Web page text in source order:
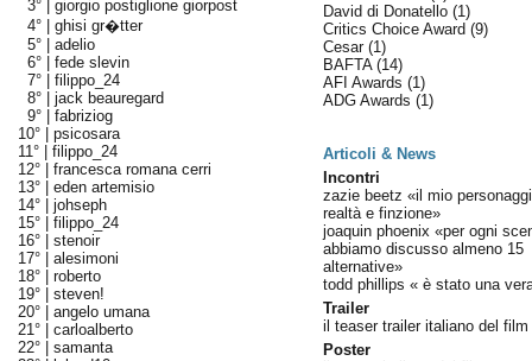
3° | giorgio postiglione giorpost
4° | ghisi gr�tter
5° | adelio
6° | fede slevin
7° | filippo_24
8° | jack beauregard
9° | fabriziog
10° | psicosara
11° | filippo_24
12° | francesca romana cerri
13° | eden artemisio
14° | johseph
15° | filippo_24
16° | stenoir
17° | alesimoni
18° | roberto
19° | steven!
20° | angelo umana
21° | carloalberto
22° | samanta
David di Donatello (1)
Critics Choice Award (9)
Cesar (1)
BAFTA (14)
AFI Awards (1)
ADG Awards (1)
Articoli & News
Incontri
zazie beetz «il mio
realtà e finzione»
joaquin phoenix «per ogni
abbiamo discusso almeno 15
alternative»
todd phillips « è stato una
Trailer
il teaser trailer italiano del film
Poster